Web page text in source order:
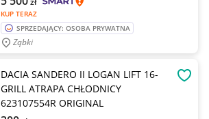
KUP TERAZ
SPRZEDAJĄCY: OSOBA PRYWATNA
Ząbki
DACIA SANDERO II LOGAN LIFT 16-
GRILL ATRAPA CHŁODNICY
623107554R ORIGINAL